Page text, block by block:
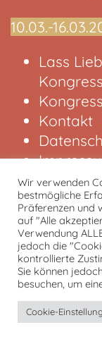
10.03.-
Lass
Kontakt
Wir verwenden
bestmögliche
Präferenzen und
auf "Alle
Verwendung
jedoch die
kontrollierte
Sie können
besuchen, um
Cookie-